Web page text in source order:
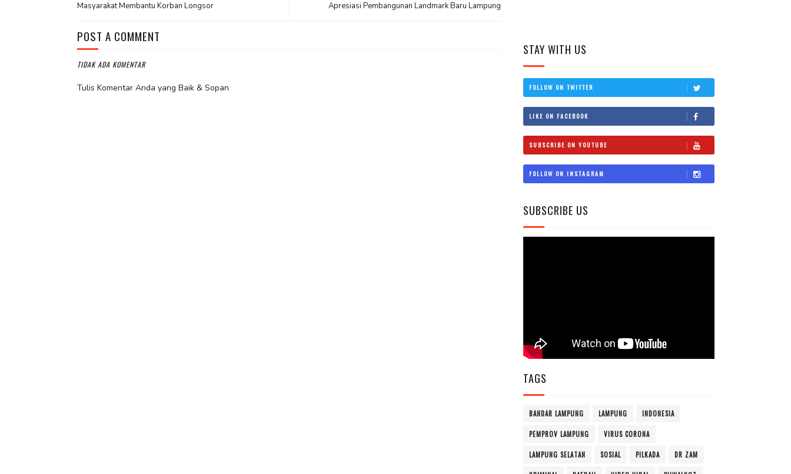
Apresiasi Pembangunan Landmark Baru Lampung
Masyarakat Membantu Korban Longsor
POST A COMMENT
TIDAK ADA KOMENTAR
Tulis Komentar Anda yang Baik & Sopan
STAY WITH US
FOLLOW ON TWITTER
LIKE ON FACEBOOK
SUBSCRIBE ON YOUTUBE
FOLLOW ON INSTAGRAM
SUBSCRIBE US
TAGS
BANDAR LAMPUNG LAMPUNG INDONESIA
PEMPROV LAMPUNG VIRUS CORONA
LAMPUNG SELATAN SOSIAL PILKADA DR ZAM